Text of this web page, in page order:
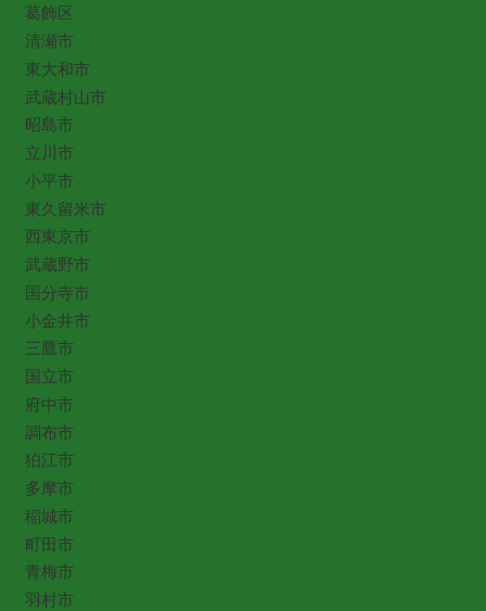
葛飾区
清瀬市
東大和市
武蔵村山市
昭島市
立川市
小平市
東久留米市
西東京市
武蔵野市
国分寺市
小金井市
三鷹市
国立市
府中市
調布市
狛江市
多摩市
稲城市
町田市
青梅市
羽村市